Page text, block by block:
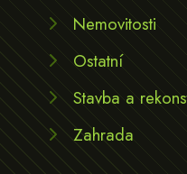
Nemovitosti
Ostatní
Stavba a
Zahrada